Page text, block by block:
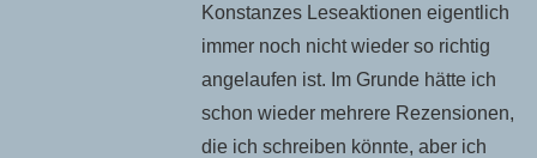
Konstanzes Leseaktionen eigentlich
immer noch nicht wieder so richtig
angelaufen ist. Im Grunde hätte ich
schon wieder mehrere Rezensionen,
die ich schreiben könnte, aber ich